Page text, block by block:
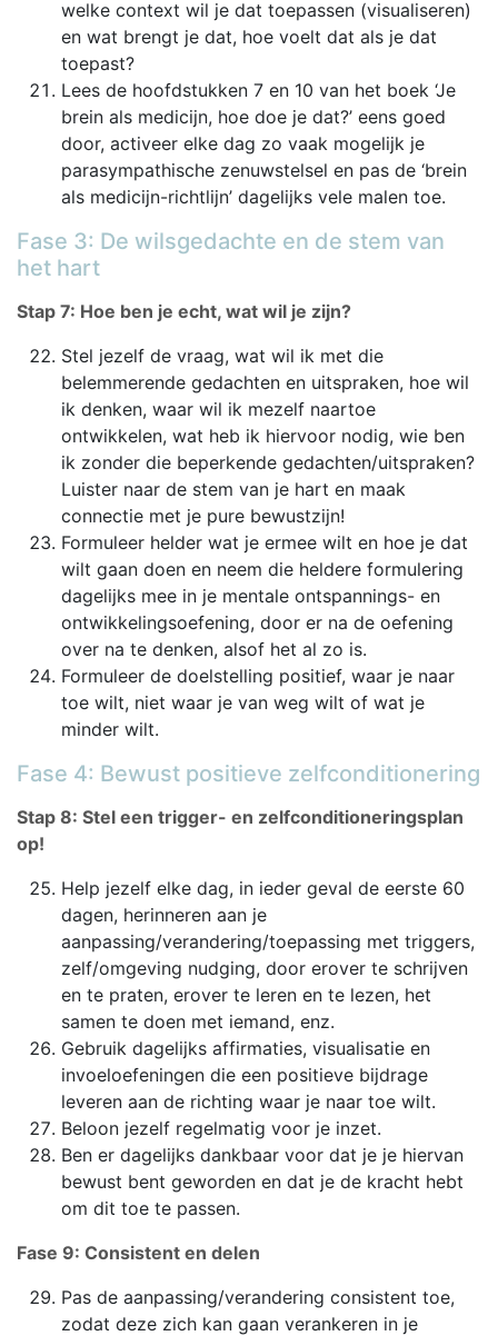
welke context wil je dat toepassen (visualiseren)
en wat brengt je dat, hoe voelt dat als je dat
toepast?
Lees de hoofdstukken 7 en 10 van het boek ‘Je
brein als medicijn, hoe doe je dat?’ eens goed
door, activeer elke dag zo vaak mogelijk je
parasympathische zenuwstelsel en pas de ‘brein
als medicijn-richtlijn’ dagelijks vele malen toe.
Fase 3: De wilsgedachte en de stem van
het hart
Stap 7: Hoe ben je echt, wat wil je zijn?
Stel jezelf de vraag, wat wil ik met die
belemmerende gedachten en uitspraken, hoe wil
ik denken, waar wil ik mezelf naartoe
ontwikkelen, wat heb ik hiervoor nodig, wie ben
ik zonder die beperkende gedachten/uitspraken?
Luister naar de stem van je hart en maak
connectie met je pure bewustzijn!
Formuleer helder wat je ermee wilt en hoe je dat
wilt gaan doen en neem die heldere formulering
dagelijks mee in je mentale ontspannings- en
ontwikkelingsoefening, door er na de oefening
over na te denken, alsof het al zo is.
Formuleer de doelstelling positief, waar je naar
toe wilt, niet waar je van weg wilt of wat je
minder wilt.
Fase 4: Bewust positieve zelfconditionering
Stap 8: Stel een trigger- en zelfconditioneringsplan
op!
Help jezelf elke dag, in ieder geval de eerste 60
dagen, herinneren aan je
aanpassing/verandering/toepassing met triggers,
zelf/omgeving nudging, door erover te schrijven
en te praten, erover te leren en te lezen, het
samen te doen met iemand, enz.
Gebruik dagelijks affirmaties, visualisatie en
invoeloefeningen die een positieve bijdrage
leveren aan de richting waar je naar toe wilt.
Beloon jezelf regelmatig voor je inzet.
Ben er dagelijks dankbaar voor dat je je hiervan
bewust bent geworden en dat je de kracht hebt
om dit toe te passen.
Fase 9: Consistent en delen
Pas de aanpassing/verandering consistent toe,
zodat deze zich kan gaan verankeren in je